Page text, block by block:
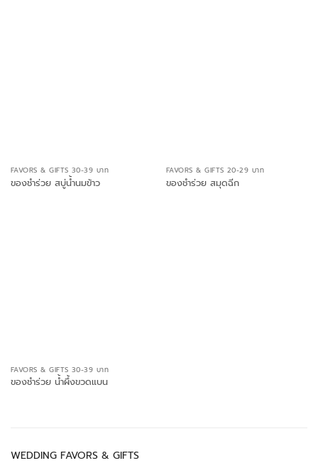
FAVORS & GIFTS 30-39 บาท
ของชำร่วย สบู่น้ำนมข้าว
FAVORS & GIFTS 20-29 บาท
ของชำร่วย สมุดฉีก
FAVORS & GIFTS 30-39 บาท
ของชำร่วย น้ำผึ้งขวดแบน
WEDDING FAVORS & GIFTS